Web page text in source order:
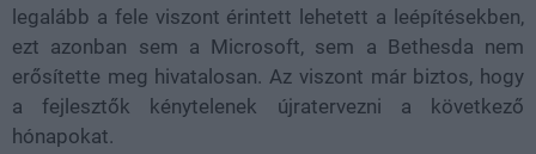
legalább a fele viszont érintett lehetett a leépítésekben,
ezt azonban sem a Microsoft, sem a Bethesda nem
erősítette meg hivatalosan. Az viszont már biztos, hogy
a fejlesztők kénytelenek újratervezni a következő
hónapokat.